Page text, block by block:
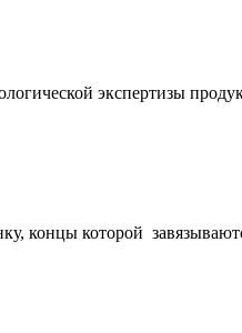
экспертизы
которой